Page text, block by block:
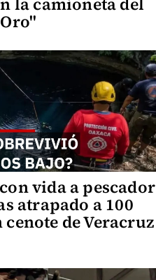
vida a pescador
atrapado a 100
cenote de Veracruz